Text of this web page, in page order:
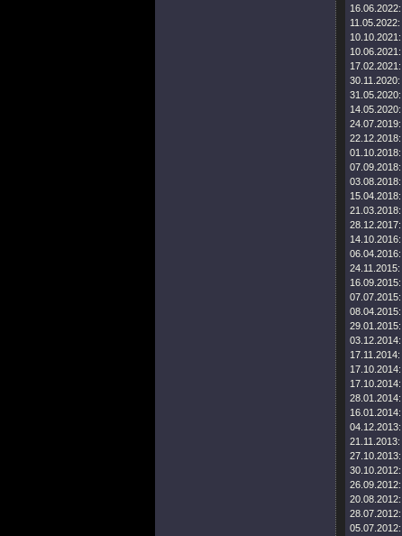
16.06.2022:
11.05.2022:
10.10.2021:
10.06.2021:
17.02.2021:
30.11.2020:
31.05.2020:
14.05.2020:
24.07.2019:
22.12.2018:
01.10.2018:
07.09.2018:
03.08.2018:
15.04.2018:
21.03.2018:
28.12.2017:
14.10.2016:
06.04.2016:
24.11.2015:
16.09.2015:
07.07.2015:
08.04.2015:
29.01.2015:
03.12.2014:
17.11.2014:
17.10.2014:
17.10.2014:
28.01.2014:
16.01.2014:
04.12.2013:
21.11.2013:
27.10.2013:
30.10.2012:
26.09.2012:
20.08.2012:
28.07.2012:
05.07.2012: